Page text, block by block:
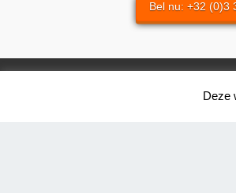
Bel nu: +32 (0)3
Deze